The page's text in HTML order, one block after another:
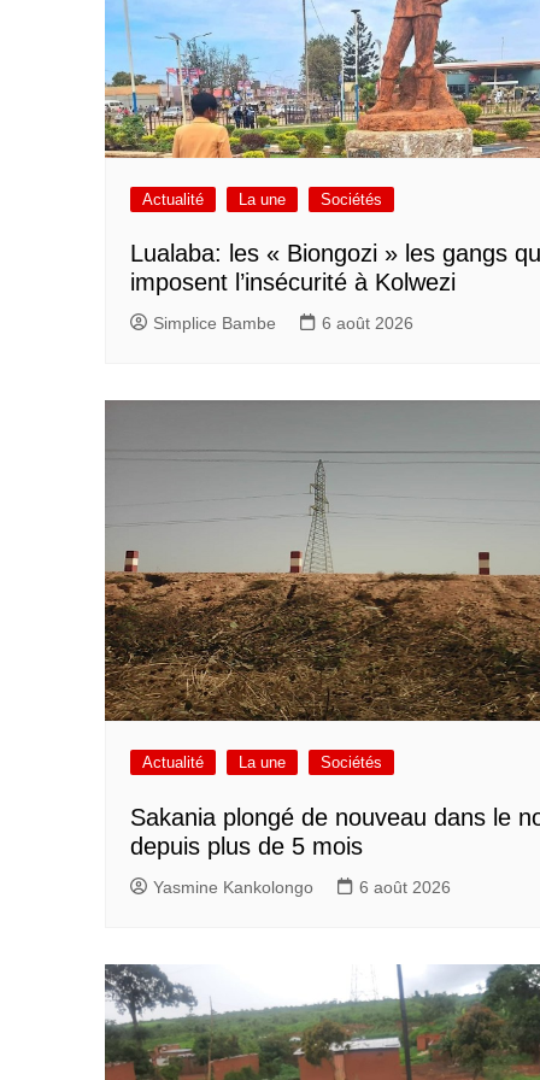
Actualité La une Sociétés
Lualaba: les « Biongozi » les gangs
imposent l’insécurité à Kolwezi
Simplice Bambe 6 août 2026
Actualité La une Sociétés
Sakania plongé de nouveau dans le
depuis plus de 5 mois
Yasmine Kankolongo 6 août 2026